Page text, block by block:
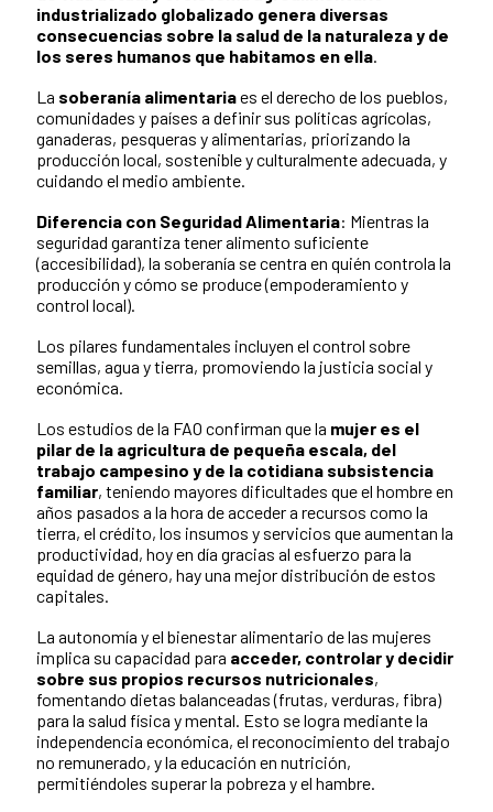
industrializado globalizado genera diversas
consecuencias sobre la salud de la naturaleza y de
los seres humanos que habitamos en ella.
La soberanía alimentariaes el derecho de los pueblos,
comunidades y países a definir sus políticas agrícolas,
ganaderas, pesqueras y alimentarias, priorizando la
producción local, sostenible y culturalmente adecuada, y
cuidando el medio ambiente.
Diferencia con Seguridad Alimentaria: Mientras la
seguridad garantiza tener alimento suficiente
(accesibilidad), la soberanía se centra en quién controla la
producción y cómo se produce (empoderamiento y
control local).
Los pilares fundamentales incluyen el control sobre
semillas, agua y tierra, promoviendo la justicia social y
económica.
Los estudios de la FAO confirman que la mujer es el
pilar de la agricultura de pequeña escala, del
trabajo campesino y de la cotidiana subsistencia
familiar, teniendo mayores dificultades que el hombre en
años pasados a la hora de acceder a recursos como la
tierra, el crédito, los insumos y servicios que aumentan la
productividad, hoy en día gracias al esfuerzo para la
equidad de género, hay una mejor distribución de estos
capitales.
La autonomía y el bienestar alimentario de las mujeres
implica su capacidad para acceder, controlar y decidir
sobre sus propios recursos nutricionales,
fomentando dietas balanceadas (frutas, verduras, fibra)
para la salud física y mental. Esto se logra mediante la
independencia económica, el reconocimiento del trabajo
no remunerado, y la educación en nutrición,
permitiéndoles superar la pobreza y el hambre.